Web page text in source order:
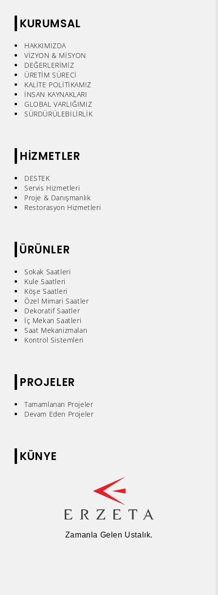
KURUMSAL
HAKKIMIZDA
VİZYON & MİSYON
DEĞERLERİMİZ
ÜRETİM SÜRECİ
KALİTE POLİTİKAMIZ
İNSAN KAYNAKLARI
GLOBAL VARLIĞIMIZ
SÜRDÜRÜLEBİLİRLİK
HİZMETLER
DESTEK
Servis Hizmetleri
Proje & Danışmanlık
Restorasyon Hizmetleri
ÜRÜNLER
Sokak Saatleri
Kule Saatleri
Köşe Saatleri
Özel Mimari Saatler
Dekoratif Saatler
İç Mekan Saatleri
Saat Mekanizmaları
Kontrol Sistemleri
PROJELER
Tamamlanan Projeler
Devam Eden Projeler
KÜNYE
Zamanla Gelen Ustalık.